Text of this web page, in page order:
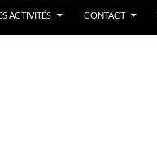
ACTIVITÉS CONTACT